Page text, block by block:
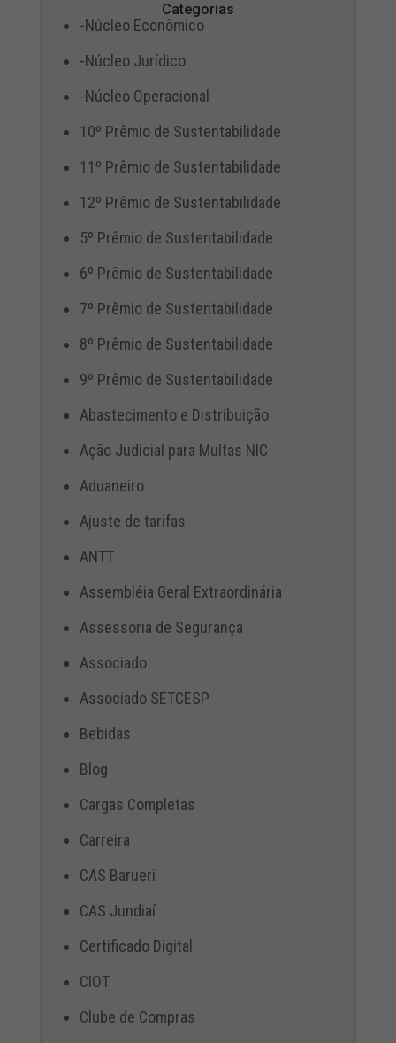
Categorias
-Núcleo Econômico
-Núcleo Jurídico
-Núcleo Operacional
10º Prêmio de Sustentabilidade
11º Prêmio de Sustentabilidade
12º Prêmio de Sustentabilidade
5º Prêmio de Sustentabilidade
6º Prêmio de Sustentabilidade
7º Prêmio de Sustentabilidade
8º Prêmio de Sustentabilidade
9º Prêmio de Sustentabilidade
Abastecimento e Distribuição
Ação Judicial para Multas NIC
Aduaneiro
Ajuste de tarifas
ANTT
Assembléia Geral Extraordinária
Assessoria de Segurança
Associado
Associado SETCESP
Bebidas
Blog
Cargas Completas
Carreira
CAS Barueri
CAS Jundiaí
Certificado Digital
CIOT
Clube de Compras